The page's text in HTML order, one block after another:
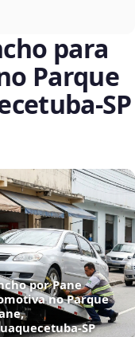
para
Parque
por Pane
no Parque